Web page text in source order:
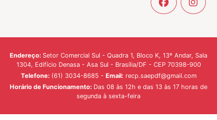
Endereço: Setor Comercial Sul - Quadra 1, Bloco K, 13º Andar, Sala
1304, Edifício Denasa - Asa Sul - Brasília/DF - CEP 70398-900
Telefone: (61) 3034-8685 - Email: recp.saepdf@gmail.com
Horário de Funcionamento: Das 08 às 12h e das 13 às 17 horas de
segunda à sexta-feira